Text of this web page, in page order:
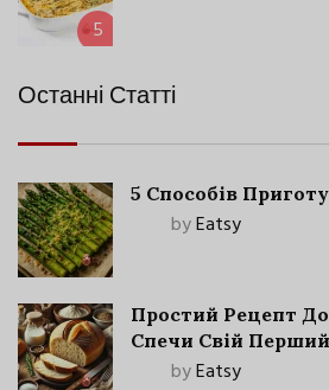
5
Останні Статті
5 Способів
byEatsy
Простий Рецепт
Спечи Свій
byEatsy